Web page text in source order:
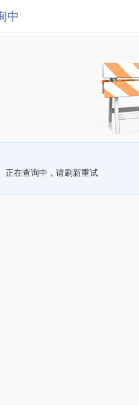
中
正在查询中，请刷新重试